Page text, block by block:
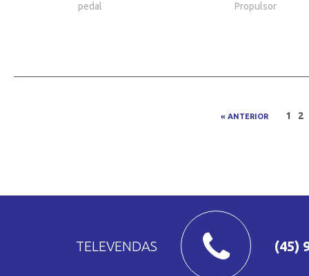
pedal
Propulsor
« ANTERIOR 1 2
TELEVENDAS (45)